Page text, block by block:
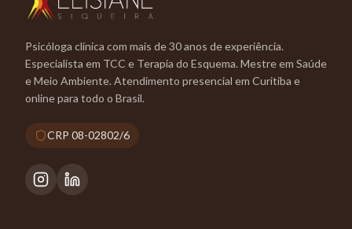
Psicóloga clínica com mais de 30 anos de experiência.
Especialista em TCC e Terapia do Esquema. Mestre em Saúde
e Meio Ambiente. Atendimento presencial em Curitiba e
online para todo o Brasil.
CRP 08-02802/6